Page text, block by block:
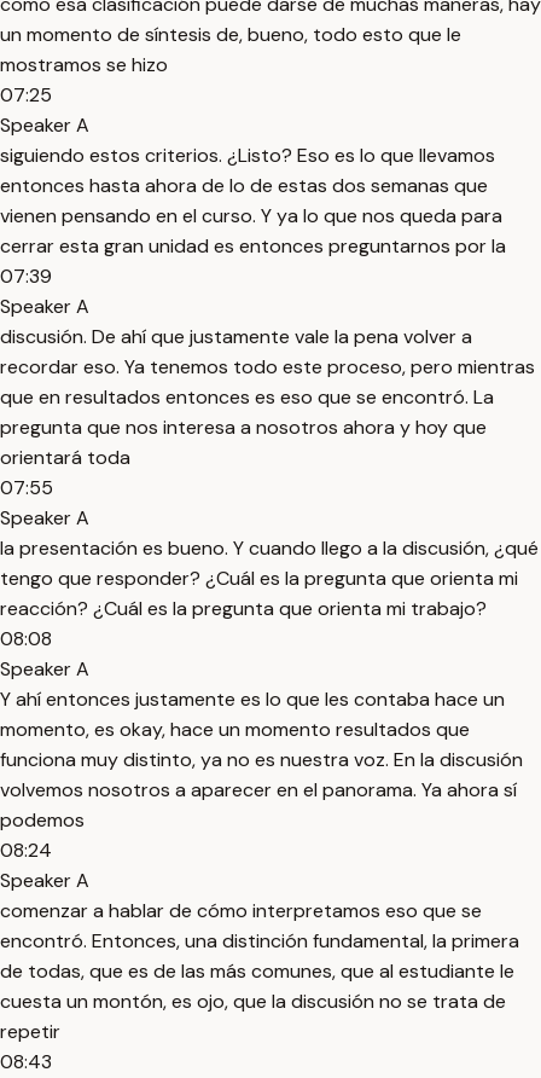
un momento de síntesis de, bueno, todo esto que le
mostramos se hizo
07:25
Speaker A
siguiendo estos criterios. ¿Listo? Eso es lo que llevamos
entonces hasta ahora de lo de estas dos semanas que
vienen pensando en el curso. Y ya lo que nos queda para
cerrar esta gran unidad es entonces preguntarnos por la
07:39
Speaker A
discusión. De ahí que justamente vale la pena volver a
recordar eso. Ya tenemos todo este proceso, pero mientras
que en resultados entonces es eso que se encontró. La
pregunta que nos interesa a nosotros ahora y hoy que
orientará toda
07:55
Speaker A
la presentación es bueno. Y cuando llego a la discusión, ¿qué
tengo que responder? ¿Cuál es la pregunta que orienta mi
reacción? ¿Cuál es la pregunta que orienta mi trabajo?
08:08
Speaker A
Y ahí entonces justamente es lo que les contaba hace un
momento, es okay, hace un momento resultados que
funciona muy distinto, ya no es nuestra voz. En la discusión
volvemos nosotros a aparecer en el panorama. Ya ahora sí
podemos
08:24
Speaker A
comenzar a hablar de cómo interpretamos eso que se
encontró. Entonces, una distinción fundamental, la primera
de todas, que es de las más comunes, que al estudiante le
cuesta un montón, es ojo, que la discusión no se trata de
repetir
08:43